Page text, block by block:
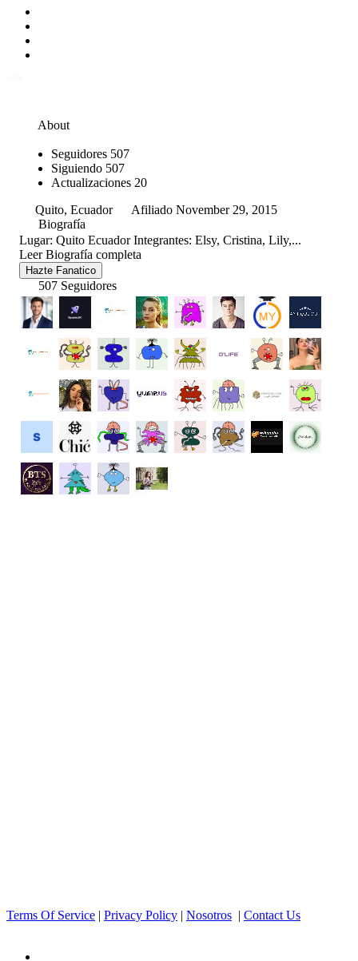
About
Seguidores 507
Siguiendo 507
Actualizaciones 20
Quito, Ecuador
Afiliado November 29, 2015
Biografía
Lugar: Quito Ecuador Integrantes: Elsy, Cristina, Lily,...
Leer Biografía completa
Hazte Fanatico
507 Seguidores
Terms Of Service | Privacy Policy | Nosotros | Contact Us